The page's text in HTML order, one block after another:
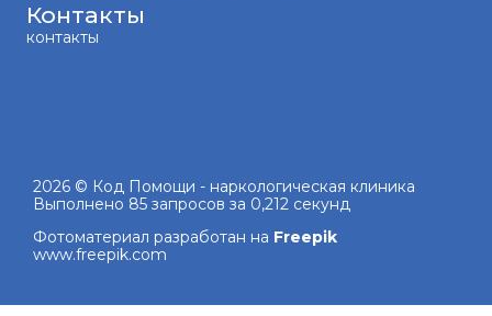
Контакты
контакты
2026 © Код Помощи - наркологическая клиника
Выполнено 85 запросов за 0,212 секунд
Фотоматериал разработан на Freepik
www.freepik.com